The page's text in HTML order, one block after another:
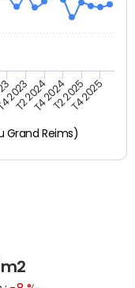
Grand Reims)
2023
T2 2024T4 2024T2 2025T4 2025